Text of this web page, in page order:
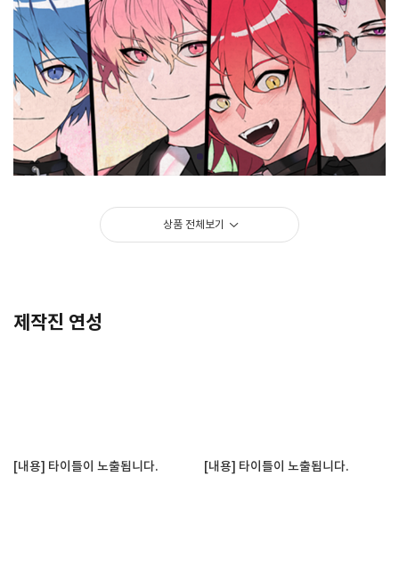
등록된 상품이 없습니다.
상품 전체보기 >
제작진 연성
[내용] 타이틀이 노출됩니다. [내용] 타이틀이 노출됩니다.